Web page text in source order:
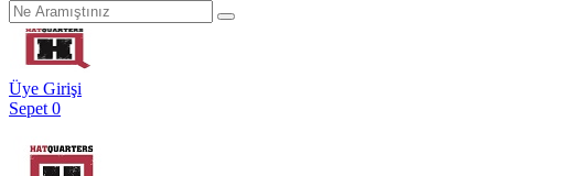
Üye Girişi
Sepet 0